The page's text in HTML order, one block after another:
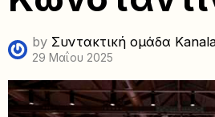
by Συντακτική ομάδα
29 Μαΐου 2025